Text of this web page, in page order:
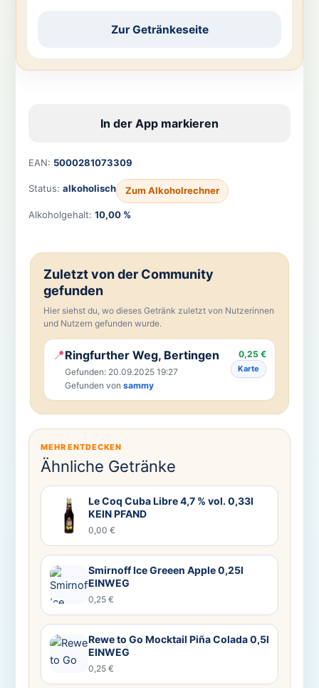
Zur Getränkeseite
In der App markieren
EAN: 5000281073309
Status: alkoholisch Zum Alkoholrechner
Alkoholgehalt: 10,00 %
Zuletzt von der Community
gefunden
Hier siehst du, wo dieses Getränk zuletzt von Nutzerinnen
und Nutzern gefunden wurde.
📍Ringfurther Weg, Bertingen
Gefunden: 20.09.2025 19:27
Gefunden von sammy
0,25 €
Karte
MEHR ENTDECKEN
Ähnliche Getränke
Le Coq Cuba Libre 4,7 % vol. 0,33l
KEIN PFAND
0,00 €
Smirnoff Ice Greeen Apple 0,25l
EINWEG
0,25 €
Rewe to Go Mocktail Piña Colada 0,5l
EINWEG
0,25 €